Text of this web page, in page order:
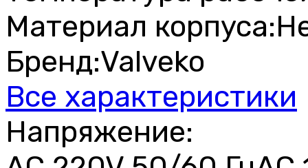
Материал корпуса:
Бренд:Valveko
Все характеристики
Напряжение: